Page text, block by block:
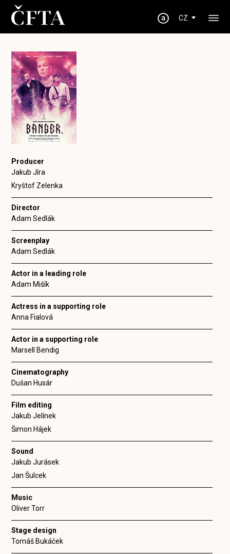
CZ
Producer
Jakub Jíra
Kryštof Zelenka
Director
Adam Sedlák
Screenplay
Adam Sedlák
Actor in a leading role
Adam Mišík
Actress in a supporting role
Anna Fialová
Actor in a supporting role
Marsell Bendig
Cinematography
Dušan Husár
Film editing
Jakub Jelínek
Šimon Hájek
Sound
Jakub Jurásek
Jan Šulcek
Music
Oliver Torr
Stage design
Tomáš Bukáček